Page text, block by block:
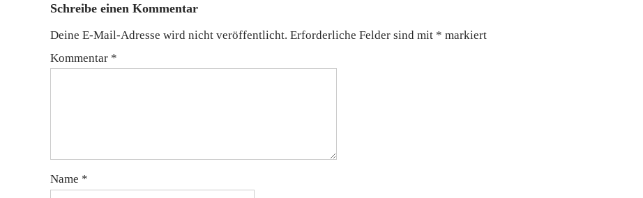
Schreibe einen Kommentar
Deine E-Mail-Adresse wird nicht veröffentlicht. Erforderliche Felder sind mit * markiert
Kommentar *
Name *